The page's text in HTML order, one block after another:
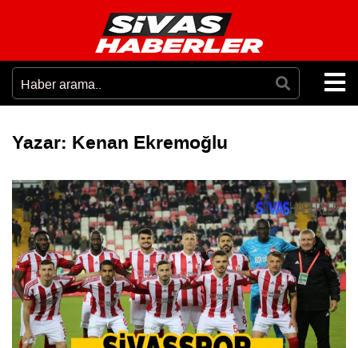
Yazar: Kenan Ekremoğlu